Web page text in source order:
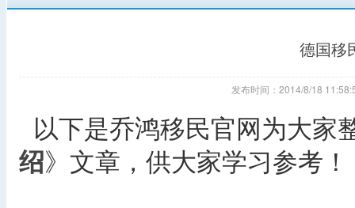
德国移
发布时间：2014/8/18
以下是乔鸿移民官网为大家
绍》文章，供大家学习参考！